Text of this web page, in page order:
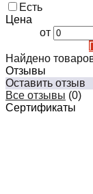
Есть
Цена
от
Найдено
Отзывы
Оставить отзыв
Все отзывы (0)
Сертификаты